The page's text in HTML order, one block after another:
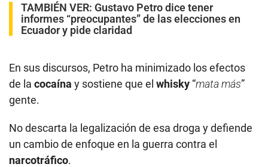
TAMBIÉN VER: Gustavo Petro dice tener
informes “preocupantes” de las elecciones en
Ecuador y pide claridad
En sus discursos, Petro ha minimizado los efectos
de la cocaína y sostiene que el whisky “mata más”
gente.
No descarta la legalización de esa droga y defiende
un cambio de enfoque en la guerra contra el
narcotráfico.